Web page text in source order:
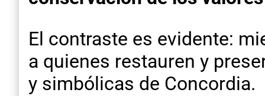
El contraste es evidente:
a quienes restauren y
y simbólicas de Concordia.